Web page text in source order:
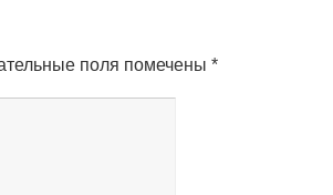
поля помечены *